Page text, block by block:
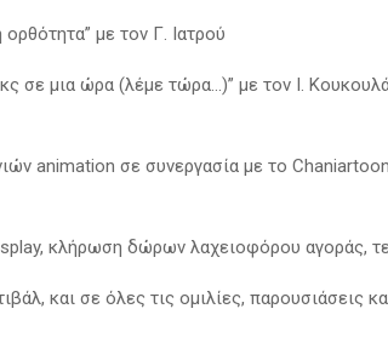
ορθότητα” με τον Γ. Ιατρού
σε μια ώρα (λέμε τώρα…)” με τον Ι.
animation σε συνεργασία με το
κλήρωση δώρων λαχειοφόρου αγοράς,
και σε όλες τις ομιλίες, παρουσιάσεις